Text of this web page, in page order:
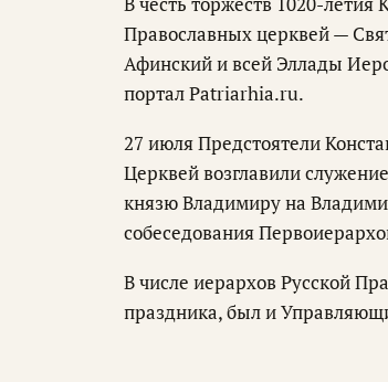
Православных церквей —
Афинский и всей Эллады
портал Patriarhia.ru.
27 июля Предстоятели
Церквей возглавили
князю Владимиру на
собеседования
В числе иерархов Русской
праздника, был и